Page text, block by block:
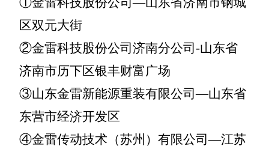
区双元大街
②金雷科技股份公司 济南分公司 -山东省
济南市历下区银丰财富广场
③山东金雷新能源重装有限公司—山东省
东营市经济开发区
④金雷传动技术（苏州）有限公司—江苏